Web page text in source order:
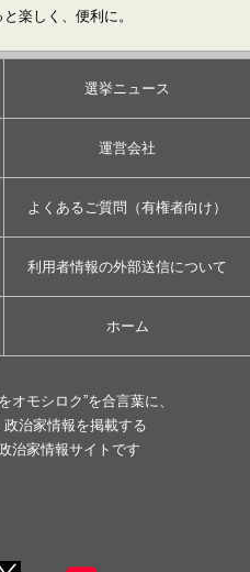
楽しく、便利に。
選挙ニュース
運営会社
よくあるご質問（有権者向け）
利用者情報の外部送信について
ホーム
オモシロク”を合言葉に、
治家情報を掲載する
治家情報サイトです